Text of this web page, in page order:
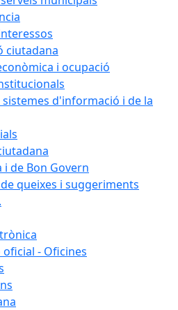
ciutadana
i ocupació
sistemes d'informació i de la
i de Bon Govern
queixes i suggeriments
- Oficines